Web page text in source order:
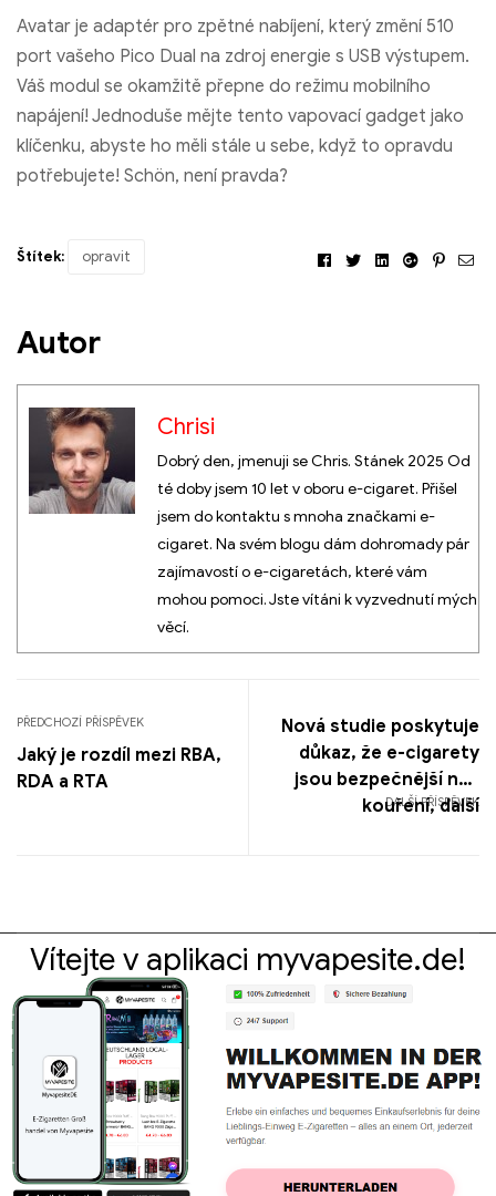
Avatar je adaptér pro zpětné nabíjení, který změní 510
port vašeho Pico Dual na zdroj energie s USB výstupem.
Váš modul se okamžitě přepne do režimu mobilního
napájení! Jednoduše mějte tento vapovací gadget jako
klíčenku, abyste ho měli stále u sebe, když to opravdu
potřebujete! Schön, není pravda?
Štítek: opravit FacebookCvrlikáníLinkedinGoogle+E-
Autor
Chrisi
Dobrý den, jmenuji se Chris. Stánek 2025 Od
té doby jsem 10 let v oboru e-cigaret. Přišel
jsem do kontaktu s mnoha značkami e-
cigaret. Na svém blogu dám dohromady pár
zajímavostí o e-cigaretách, které vám
mohou pomoci. Jste vítáni k vyzvednutí mých
věcí.
PŘEDCHOZÍ PŘÍSPĚVEK
Jaký je rozdíl mezi RBA,
RDA a RTA
DALŠÍ PŘÍSPĚVEK
Nová studie poskytuje
důkaz, že e-cigarety
jsou bezpečnější než
kouření, další
Vítejte v aplikaci myvapesite.de!